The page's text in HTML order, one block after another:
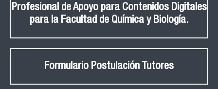
Profesional de Apoyo para Contenidos Digitales
para la Facultad de Química y Biología.
Formulario Postulación Tutores